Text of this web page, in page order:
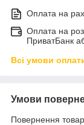
Оплата на
Оплата на
ПриватБанк
Всі умови
Умови
Повернення